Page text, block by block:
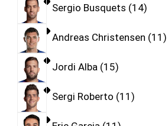
Sergio Busquets 14
Andreas Christensen 11
Jordi Alba 15
Sergi Roberto 11